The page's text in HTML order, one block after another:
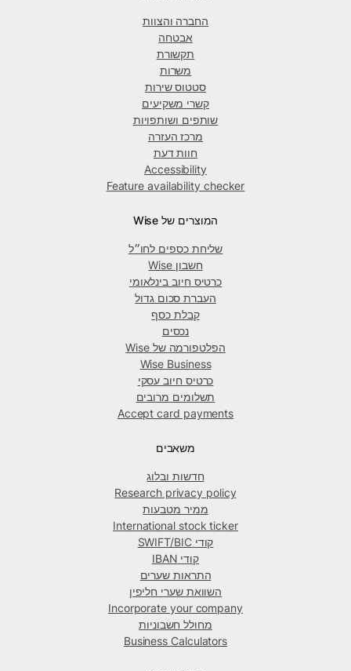
החברה והצוות
אבטחה
תקשורת
משרות
סטטוס שירות
קשרי משקיעים
שותפים ושותפויות
מרכז העזרה
חוות דעת
Accessibility
Feature availability checker
המוצרים של Wise
שליחת כספים לחו״ל
חשבון Wise
כרטיס חיוב בינלאומי
העברת סכום גדול
קבלת כסף
נכסים
הפלטפורמה של Wise
Wise Business
כרטיס חיוב עסקי
תשלומים מרובים
Accept card payments
משאבים
חדשות ובלוג
Research privacy policy
ממיר מטבעות
International stock ticker
קודי SWIFT/BIC
קודי IBAN
התראות שערים
השוואת שערי חליפין
Incorporate your company
מחולל חשבוניות
Business Calculators